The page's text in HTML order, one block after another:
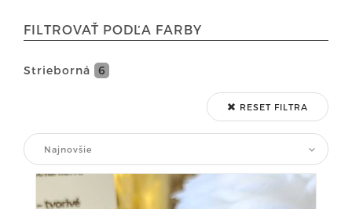
FILTROVAŤ PODĽA FARBY
Strieborná 6
RESET FILTRA
Najnovšie